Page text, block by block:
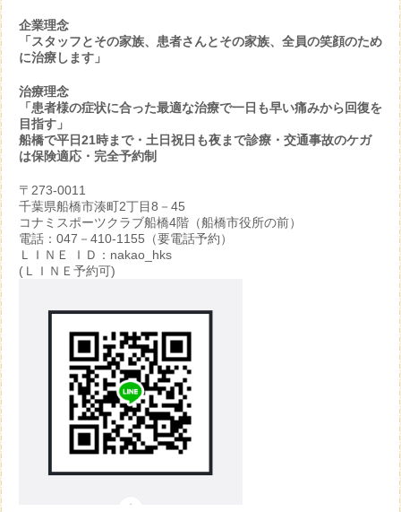
企業理念
「スタッフとその家族、患者さんとその家族、全員の笑顔のため
に治療します」
治療理念
「患者様の症状に合った最適な治療で一日も早い痛みから回復を
目指す」
船橋で平日21時まで・土日祝日も夜まで診療・交通事故のケガ
は保険適応・完全予約制
〒273-0011
千葉県船橋市湊町2丁目8－45
コナミスポーツクラブ船橋4階（船橋市役所の前）
電話：047－410-1155（要電話予約）
ＬＩＮＥ ＩＤ：nakao_hks
(ＬＩＮＥ予約可)